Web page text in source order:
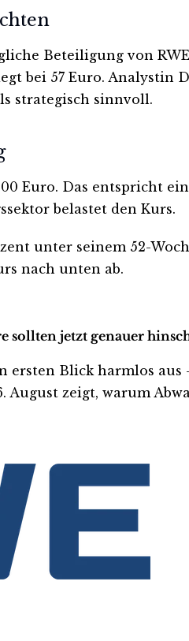
Beteiligung von
bei 57 Euro.
strategisch sinnvoll.
Euro. Das entspricht
belastet den Kurs.
unter seinem 52-
nach unten ab.
sollten jetzt genauer
ersten Blick harmlos
August zeigt, warum